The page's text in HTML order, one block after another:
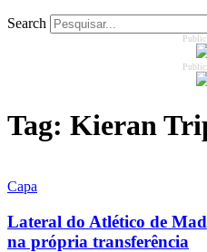
Search
Tag: Kieran
Capa
Lateral do Atlético de
na própria transferência